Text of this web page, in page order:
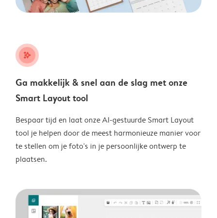
stars_plus
Ga makkelijk & snel aan de slag met onze
Smart Layout tool
Bespaar tijd en laat onze AI-gestuurde Smart Layout
tool je helpen door de meest harmonieuze manier voor
te stellen om je foto's in je persoonlijke ontwerp te
plaatsen.